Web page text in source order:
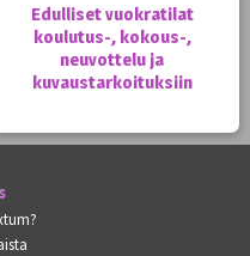
Edulliset vuokratilat
koulutus-, kokous-,
neuvottelu ja
kuvaustarkoituksiin